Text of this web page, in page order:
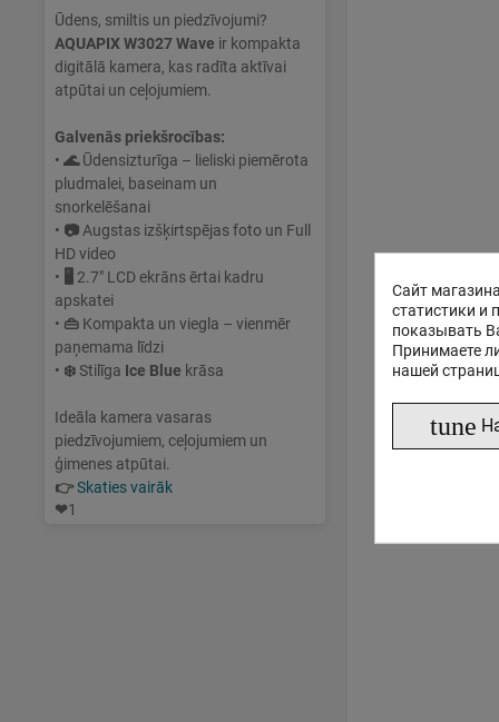
Сайт
статистики
показывать
Принимаете
нашей
tune
Ūdens, smiltis un piedzīvojumi?
AQUAPIX W3027 Wave ir kompakta
digitālā kamera, kas radīta aktīvai
atpūtai un ceļojumiem.
Galvenās priekšrocības:
• 🌊Ūdensizturīga – lieliski piemērota
pludmalei, baseinam un
snorkelēšanai
• 📷 Augstas izšķirtspējas foto un Full
HD video
• 🖥 2.7" LCD ekrāns ērtai kadru
apskatei
• 👜 Kompakta un viegla – vienmēr
paņemama līdzi
• ❄️Stilīga Ice Blue krāsa
Ideāla kamera vasaras
piedzīvojumiem, ceļojumiem un
ģimenes atpūtai.
👉Skaties vairāk
❤1